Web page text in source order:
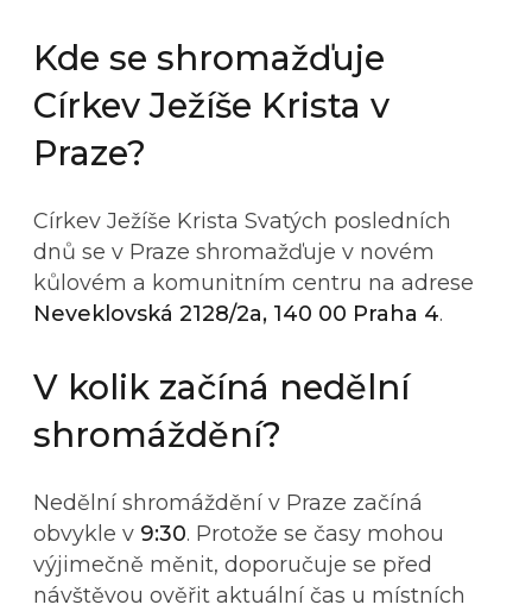
Kde se shromažďuje
Církev Ježíše Krista v
Praze?
Církev Ježíše Krista Svatých posledních
dnů se v Praze shromažďuje v novém
kůlovém a komunitním centru na adrese
Neveklovská 2128/2a, 140 00 Praha 4.
V kolik začíná nedělní
shromáždění?
Nedělní shromáždění v Praze začíná
obvykle v 9:30. Protože se časy mohou
výjimečně měnit, doporučuje se před
návštěvou ověřit aktuální čas u místních